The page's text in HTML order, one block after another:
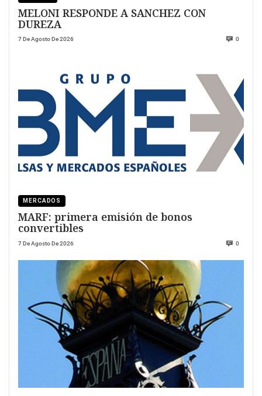
MELONI RESPONDE A SANCHEZ CON
DUREZA
7 De Agosto De 2026 0
MERCADOS
MARF: primera emisión de bonos
convertibles
7 De Agosto De 2026 0